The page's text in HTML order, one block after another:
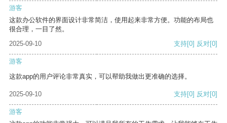
游客
这款办公软件的界面设计非常简洁，使用起来非常方便。功能的布局也
很合理，一目了然。
2025-09-10
支持[0] 反对[0]
游客
这款app的用户评论非常真实，可以帮助我做出更准确的选择。
2025-09-10 支持[0] 反对[0]
游客